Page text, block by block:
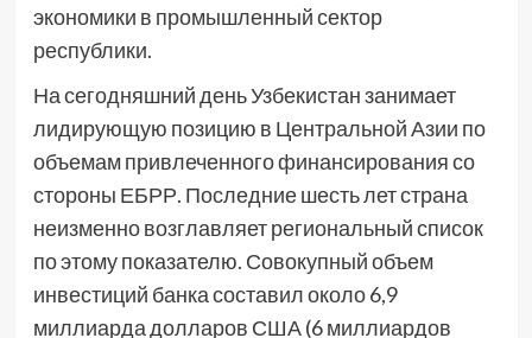
экономики в промышленный сектор
республики.
На сегодняшний день Узбекистан занимает
лидирующую позицию в Центральной Азии по
объемам привлеченного финансирования со
стороны ЕБРР. Последние шесть лет страна
неизменно возглавляет региональный список
по этому показателю. Совокупный объем
инвестиций банка составил около 6,9
миллиарда долларов США (6 миллиардов